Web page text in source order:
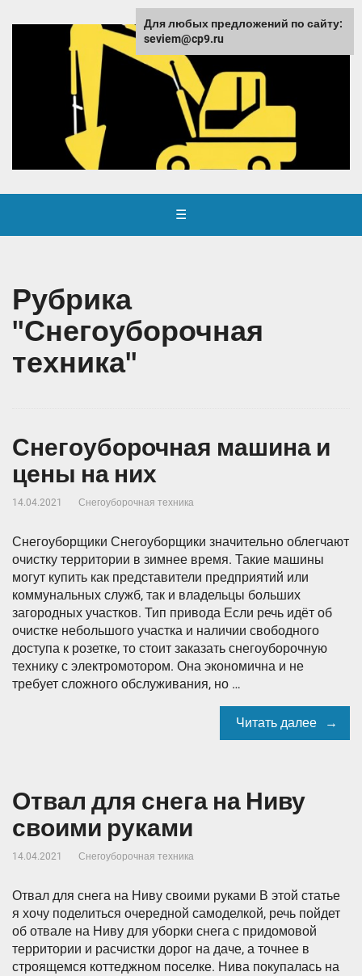
☰
Рубрика
"Снегоуборочная
техника"
Снегоуборочная машина и
цены на них
14.04.2021 Снегоуборочная техника
Снегоуборщики Снегоуборщики значительно облегчают
очистку территории в зимнее время. Такие машины
могут купить как представители предприятий или
коммунальных служб, так и владельцы больших
загородных участков. Тип привода Если речь идёт об
очистке небольшого участка и наличии свободного
доступа к розетке, то стоит заказать снегоуборочную
технику с электромотором. Она экономична и не
требует сложного обслуживания, но …
Читать далее
Отвал для снега на Ниву
своими руками
14.04.2021 Снегоуборочная техника
Отвал для снега на Ниву своими руками В этой статье
я хочу поделиться очередной самоделкой, речь пойдет
об отвале на Ниву для уборки снега с придомовой
территории и расчистки дорог на даче, а точнее в
строящемся коттеджном поселке. Нива покупалась на
Для любых предложений по сайту:
seviem@cp9.ru